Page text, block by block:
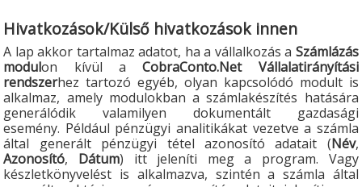
Hivatkozások/Külső hivatkozások innen
A lap akkor tartalmaz adatot, ha a vállalkozás a Számlázás
modulon kívül aCobraConto.Net Vállalatirányítási
rendszerhez tartozó egyéb, olyan kapcsolódó modult is
alkalmaz, amely modulokban a számlakészítés hatására
generálódik valamilyen dokumentált gazdasági
esemény. Például pénzügyi analitikákat vezetve a számla
által generált pénzügyi tétel azonosító adatait (Név,
Azonosító, Dátum) itt jeleníti meg a program. Vagy
készletkönyvelést is alkalmazva, szintén a számla által